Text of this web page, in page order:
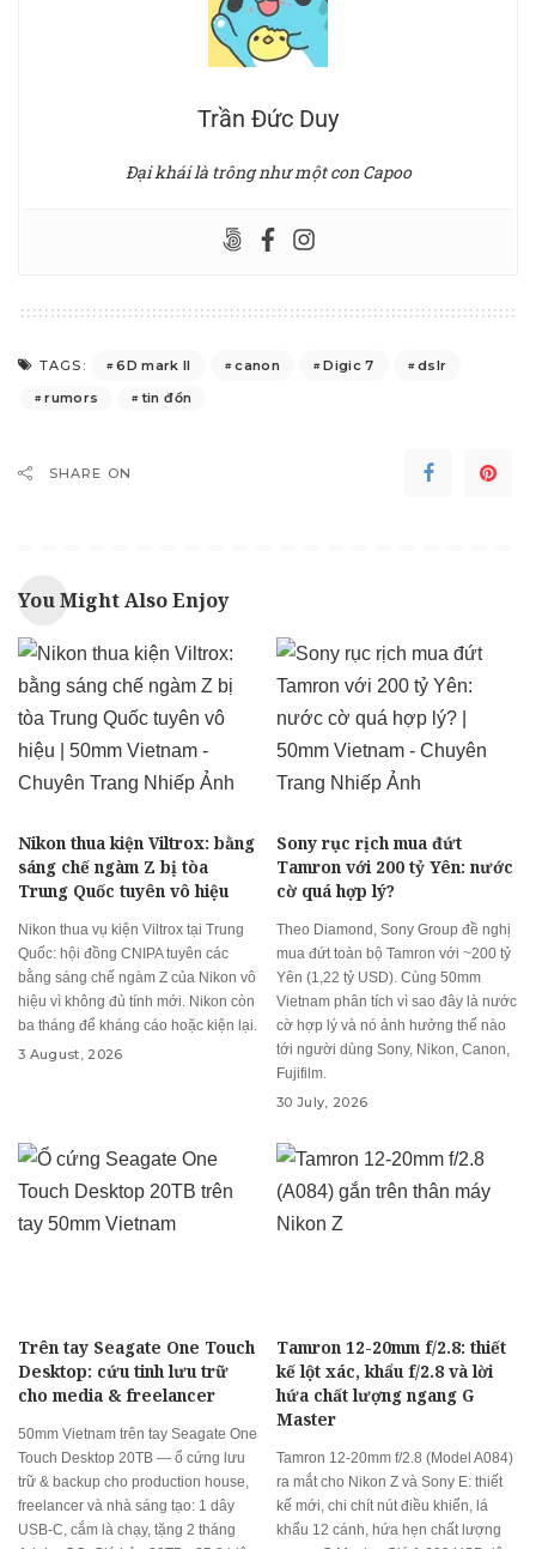
Trần Đức Duy
Đại khái là trông như một con Capoo
TAGS: 6D mark II canon Digic 7
dslr
rumors
tin đồn
SHARE ON
You Might Also Enjoy
Nikon thua kiện Viltrox: bằng
sáng chế ngàm Z bị tòa
Trung Quốc tuyên vô hiệu
Nikon thua vụ kiện Viltrox tại Trung
Quốc: hội đồng CNIPA tuyên các
bằng sáng chế ngàm Z của Nikon vô
hiệu vì không đủ tính mới. Nikon còn
ba tháng để kháng cáo hoặc kiện lại.
3 August, 2026
Sony rục rịch mua đứt
Tamron với 200 tỷ Yên: nước
cờ quá hợp lý?
Theo Diamond, Sony Group đề nghị
mua đứt toàn bộ Tamron với ~200 tỷ
Yên (1,22 tỷ USD). Cùng 50mm
Vietnam phân tích vì sao đây là nước
cờ hợp lý và nó ảnh hưởng thế nào
tới người dùng Sony, Nikon, Canon,
Fujifilm.
30 July, 2026
Trên tay Seagate One Touch
Desktop: cứu tinh lưu trữ
cho media & freelancer
50mm Vietnam trên tay Seagate One
Touch Desktop 20TB — ổ cứng lưu
trữ & backup cho production house,
freelancer và nhà sáng tạo: 1 dây
USB-C, cắm là chạy, tặng 2 tháng
Tamron 12-20mm f/2.8: thiết
kế lột xác, khẩu f/2.8 và lời
hứa chất lượng ngang G
Master
Tamron 12-20mm f/2.8 (Model A084)
ra mắt cho Nikon Z và Sony E: thiết
kế mới, chi chít nút điều khiển, lá
khẩu 12 cánh, hứa hẹn chất lượng